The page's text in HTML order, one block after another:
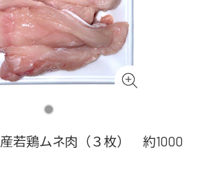
産若鶏ムネ肉（３枚） 約1000